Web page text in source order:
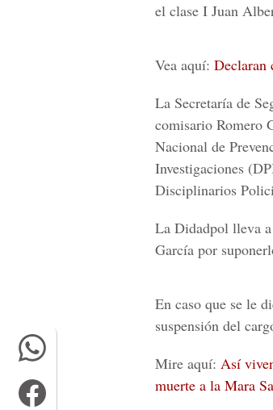
el clase I Juan
Vea aquí: Declaran
La Secretaría de
comisario Romero
Nacional de
Investigaciones
Disciplinarios
La Didadpol lleva
García por
En caso que se le
suspensión del
Mire aquí: Así
muerte a la Mara